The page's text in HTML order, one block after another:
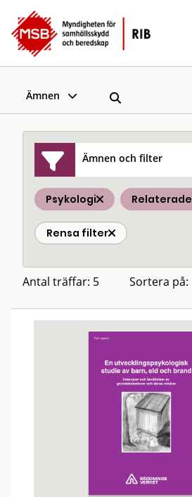
Ämnen
Ämnen och filter
Psykologi Relaterade
Rensa filter
Antal träffar: 5 Sortera på: